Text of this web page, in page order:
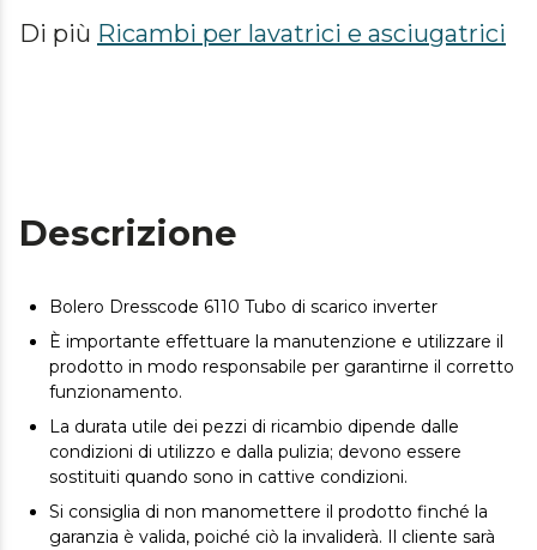
Di più Ricambi per lavatrici e asciugatrici
Descrizione
Bolero Dresscode 6110 Tubo di scarico inverter
È importante effettuare la manutenzione e utilizzare il
prodotto in modo responsabile per garantirne il corretto
funzionamento.
La durata utile dei pezzi di ricambio dipende dalle
condizioni di utilizzo e dalla pulizia; devono essere
sostituiti quando sono in cattive condizioni.
Si consiglia di non manomettere il prodotto finché la
garanzia è valida, poiché ciò la invaliderà. Il cliente sarà